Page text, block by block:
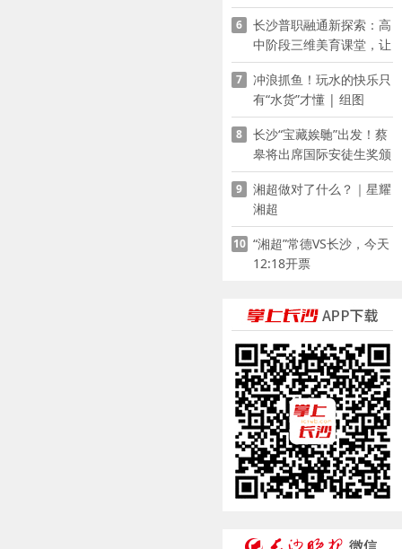
溺水课堂搬到乡村青少年
家门口
6
长沙普职融通新探索：高
中阶段三维美育课堂，让
少年向美而生
7
冲浪抓鱼！玩水的快乐只
有“水货”才懂 | 组图
8
长沙“宝藏娭毑”出发！蔡
皋将出席国际安徒生奖颁
奖典礼并领奖
9
湘超做对了什么？｜星耀
湘超
10 “湘超”常德VS长沙，今天
12:18开票